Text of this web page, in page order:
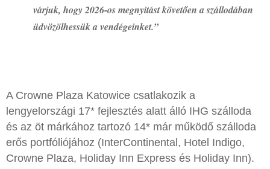
várjuk, hogy 2026-os megnyitást követően a szállodában
üdvözölhessük a vendégeinket.”
A Crowne Plaza Katowice csatlakozik a
lengyelországi 17* fejlesztés alatt álló IHG szálloda
és az öt márkához tartozó 14* már működő szálloda
erős portfóliójához (InterContinental, Hotel Indigo,
Crowne Plaza, Holiday Inn Express és Holiday Inn).